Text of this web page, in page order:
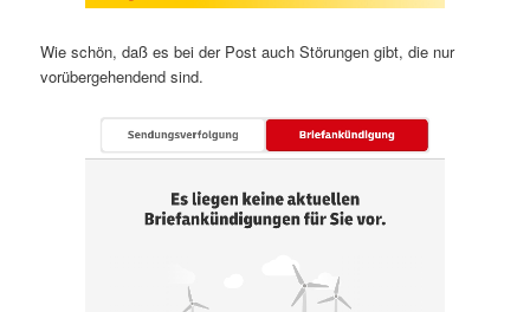
Wie schön, daß es bei der Post auch Störungen gibt, die nur
vorübergehendend sind.